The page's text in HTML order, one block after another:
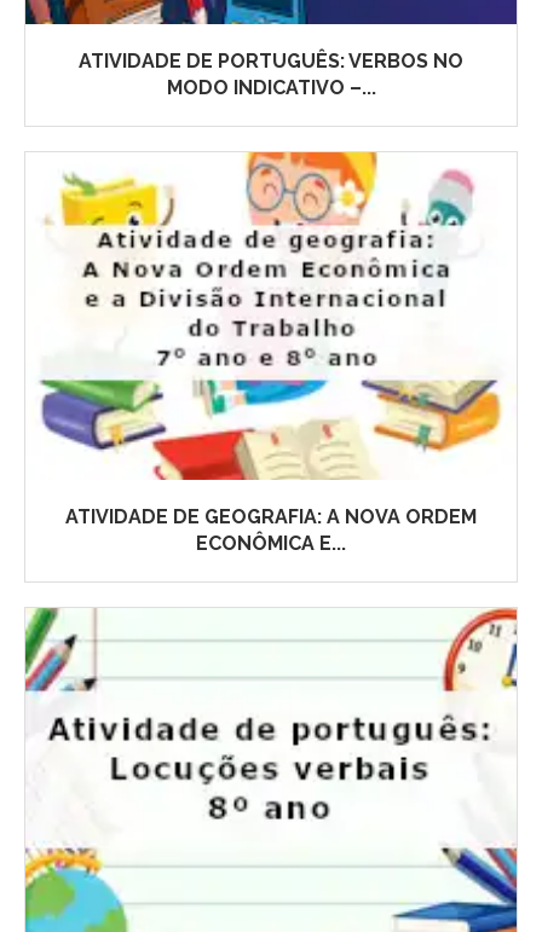
ATIVIDADE DE PORTUGUÊS: VERBOS NO
MODO INDICATIVO –...
ATIVIDADE DE GEOGRAFIA: A NOVA ORDEM
ECONÔMICA E...